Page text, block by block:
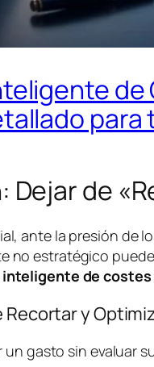
de
para
de
ante la presión de
no estratégico
de costes
y
un gasto sin evaluar